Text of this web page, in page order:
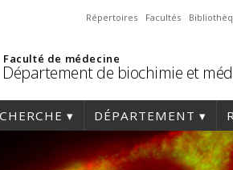
Répertoires Facultés
Faculté de médecine
Département de biochimie et
DÉPARTEMENT